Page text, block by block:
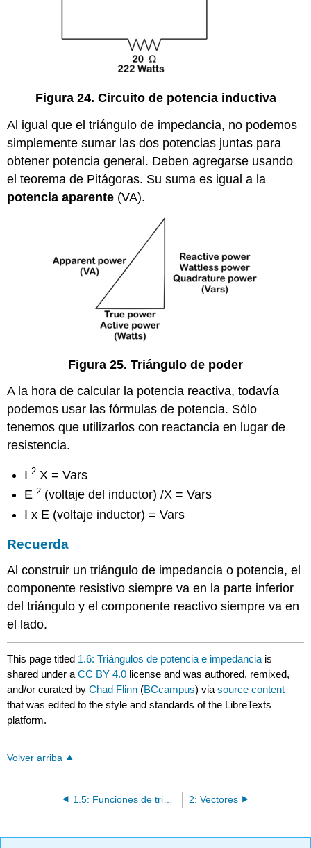
Figura 24. Circuito de potencia inductiva
Al igual que el triángulo de impedancia, no podemos
simplemente sumar las dos potencias juntas para
obtener potencia general. Deben agregarse usando
el teorema de Pitágoras. Su suma es igual a la
potencia aparente (VA).
Figura 25. Triángulo de poder
A la hora de calcular la potencia reactiva, todavía
podemos usar las fórmulas de potencia. Sólo
tenemos que utilizarlos con reactancia en lugar de
resistencia.
I2 X = Vars
E2 (voltaje del inductor) /X = Vars
I x E (voltaje inductor) = Vars
Recuerda
Al construir un triángulo de impedancia o potencia, el
componente resistivo siempre va en la parte inferior
del triángulo y el componente reactivo siempre va en
el lado.
This page titled 1.6: Triángulos de potencia e impedanciais
shared under aCC BY 4.0 license and was authored, remixed,
and/or curated byChad Flinn (BCcampus) viasource content
that was edited to the style and standards of the LibreTexts
platform.
Volver arriba
1.5: Funciones de trigonometría 2: Vectores